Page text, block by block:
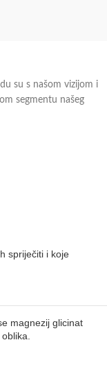
su s našom vizijom i
segmentu našeg
spriječiti i koje
magnezij glicinat